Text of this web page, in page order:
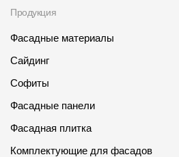
Продукция
Фасадные материалы
Сайдинг
Софиты
Фасадные панели
Фасадная плитка
Комплектующие для фасадов